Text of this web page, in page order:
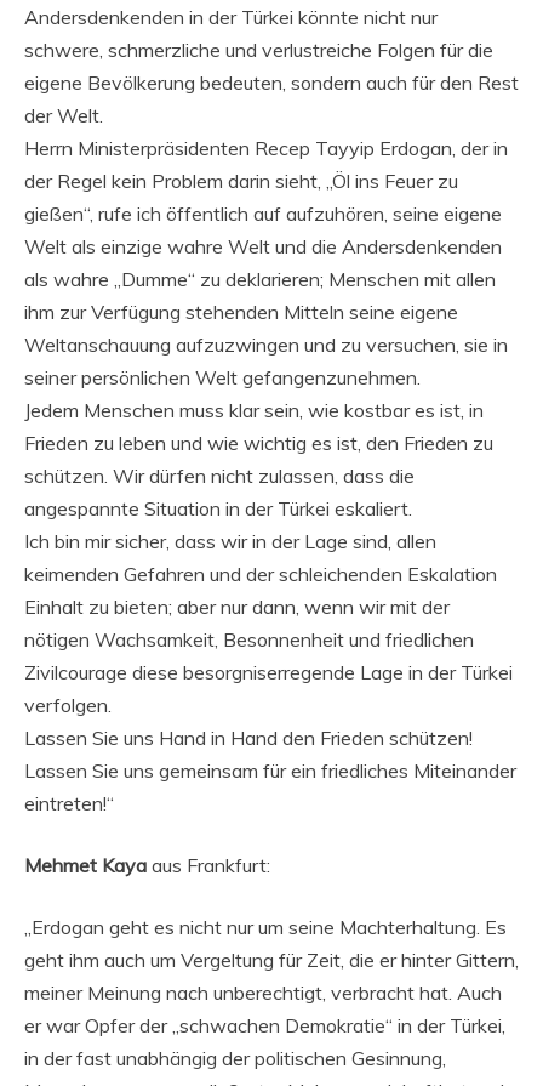
Andersdenkenden in der Türkei könnte nicht nur
schwere, schmerzliche und verlustreiche Folgen für die
eigene Bevölkerung bedeuten, sondern auch für den Rest
der Welt.
Herrn Ministerpräsidenten Recep Tayyip Erdogan, der in
der Regel kein Problem darin sieht, „Öl ins Feuer zu
gießen“, rufe ich öffentlich auf aufzuhören, seine eigene
Welt als einzige wahre Welt und die Andersdenkenden
als wahre „Dumme“ zu deklarieren; Menschen mit allen
ihm zur Verfügung stehenden Mitteln seine eigene
Weltanschauung aufzuzwingen und zu versuchen, sie in
seiner persönlichen Welt gefangenzunehmen.
Jedem Menschen muss klar sein, wie kostbar es ist, in
Frieden zu leben und wie wichtig es ist, den Frieden zu
schützen. Wir dürfen nicht zulassen, dass die
angespannte Situation in der Türkei eskaliert.
Ich bin mir sicher, dass wir in der Lage sind, allen
keimenden Gefahren und der schleichenden Eskalation
Einhalt zu bieten; aber nur dann, wenn wir mit der
nötigen Wachsamkeit, Besonnenheit und friedlichen
Zivilcourage diese besorgniserregende Lage in der Türkei
verfolgen.
Lassen Sie uns Hand in Hand den Frieden schützen!
Lassen Sie uns gemeinsam für ein friedliches Miteinander
eintreten!“
Mehmet Kaya aus Frankfurt:
„Erdogan geht es nicht nur um seine Machterhaltung. Es
geht ihm auch um Vergeltung für Zeit, die er hinter Gittern,
meiner Meinung nach unberechtigt, verbracht hat. Auch
er war Opfer der „schwachen Demokratie“ in der Türkei,
in der fast unabhängig der politischen Gesinnung,